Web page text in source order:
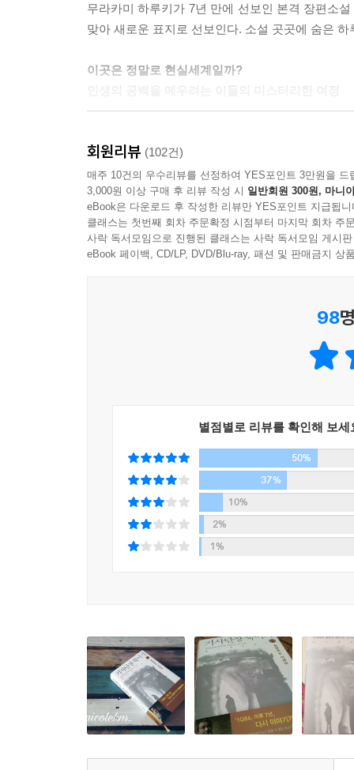
서도 보이지 않았다. 내 마음은 대체 어디에 있지?
“마음은 기억 속에 있어. 이미지를 먹으며 살아가는
그는 비밀을 지님으로써 이 세상에서 자기 존재
수 있다. 만약 간절히 염원한다면. 하지만 그것이
도 모른다. --- 2권 p.217~218
--- 본문 중에서
무라카미 하루키가 7년 만에 선보인 본격 장편소
맞아 새로운 표지로 선보인다. 소설 곳곳에 숨은
이곳은 정말로 현실세계일까?
살던 산속 아틀리에에서 지내게 된다. 그리고 어
모차르트 오페라 [돈 조반니]의 등장인물을 일본
잇달아 일어난다. 골짜기 맞은편 호화로운 저택
정체 모를 소리를 좇아 집 뒤편의 사당으로 가보
의도적으로 지어놓은 듯한 원형의 석실이 드러난
모습과 똑같은, 수수께끼의 구덩이에서 풀려난 ‘이
문학세계 속 독자적인 요소들이 집대성되어 있
한 스콧 피츠제럴드의 『위대한 개츠비』의 오
현실과 비현실이 절묘하게 융합된 모험담은 『
그에 더해 현대사 속 실제 사건을 접목시킨 것이
나치 저항운동에 휘말렸고, 피아니스트였던 그
못하고 자살한다. 어떤 의도로 창작했는지, 왜 발
거대한 부조리와 폭력에 맞서려한 노화가의 의
지역을 차로 여행했던 경험을 살려 소설 전반에
추상적 개념, 불교적 색채를 지닌 고전소설 등을
“나이에서 오는 책임감과 함께, 새로운 것을 만들
현실과 비현실, 실재와 관념의 경계를 꿰뚫는 이야
회원리뷰 (102건)
매주 10건의 우수리뷰를 선정하여 YES포인트 3만원을 드
3,000원 이상 구매 후 리뷰 작성 시 일반회원 300원, 마니
eBook은 다운로드 후 작성한 리뷰만 YES포인트 지급됩니
클래스는 첫번째 회차 주문확정 시점부터 마지막 회차 주
사락 독서모임으로 진행된 클래스는 사락 독서모임 게시
eBook 페이백, CD/LP, DVD/Blu-ray, 패션 및 판매금지 상
98
별점별로 리뷰를 확인해 보세
50%
37%
10%
2%
1%